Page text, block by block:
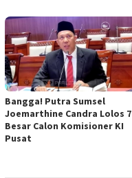
Bangga! Putra Sumsel
Joemarthine Candra Lolos 7
Besar Calon Komisioner KI
Pusat